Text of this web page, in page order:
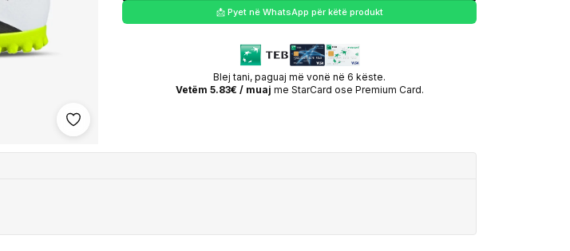
Shto në wishlist
📩 Pyet në WhatsApp për këtë produkt
Blej tani, paguaj më vonë në 6 këste.
Vetëm 5.83€ / muaj me StarCard ose Premium Card.